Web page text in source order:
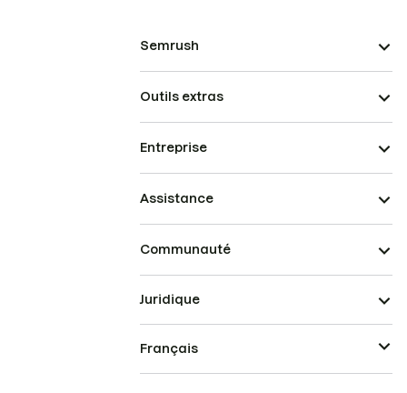
Semrush
Outils extras
Entreprise
Assistance
Communauté
Juridique
Français